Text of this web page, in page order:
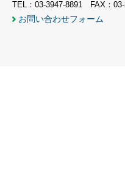
TEL：03-3947-8891 FAX：
お問い合わせフォーム